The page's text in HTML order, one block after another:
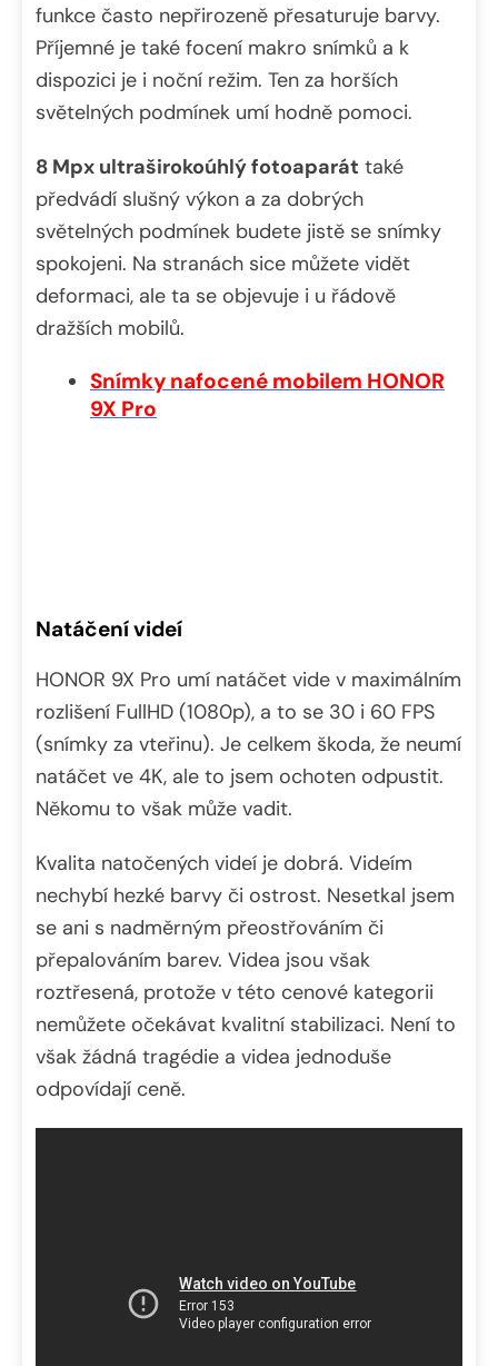
funkce často nepřirozeně přesaturuje barvy.
Příjemné je také focení makro snímků a k
dispozici je i noční režim. Ten za horších
světelných podmínek umí hodně pomoci.
8 Mpx ultraširokoúhlý fotoaparát také
předvádí slušný výkon a za dobrých
světelných podmínek budete jistě se snímky
spokojeni. Na stranách sice můžete vidět
deformaci, ale ta se objevuje i u řádově
dražších mobilů.
Snímky nafocené mobilem HONOR
9X Pro
Natáčení videí
HONOR 9X Pro umí natáčet vide v maximálním
rozlišení FullHD (1080p), a to se 30 i 60 FPS
(snímky za vteřinu). Je celkem škoda, že neumí
natáčet ve 4K, ale to jsem ochoten odpustit.
Někomu to však může vadit.
Kvalita natočených videí je dobrá. Videím
nechybí hezké barvy či ostrost. Nesetkal jsem
se ani s nadměrným přeostřováním či
přepalováním barev. Videa jsou však
roztřesená, protože v této cenové kategorii
nemůžete očekávat kvalitní stabilizaci. Není to
však žádná tragédie a videa jednoduše
odpovídají ceně.